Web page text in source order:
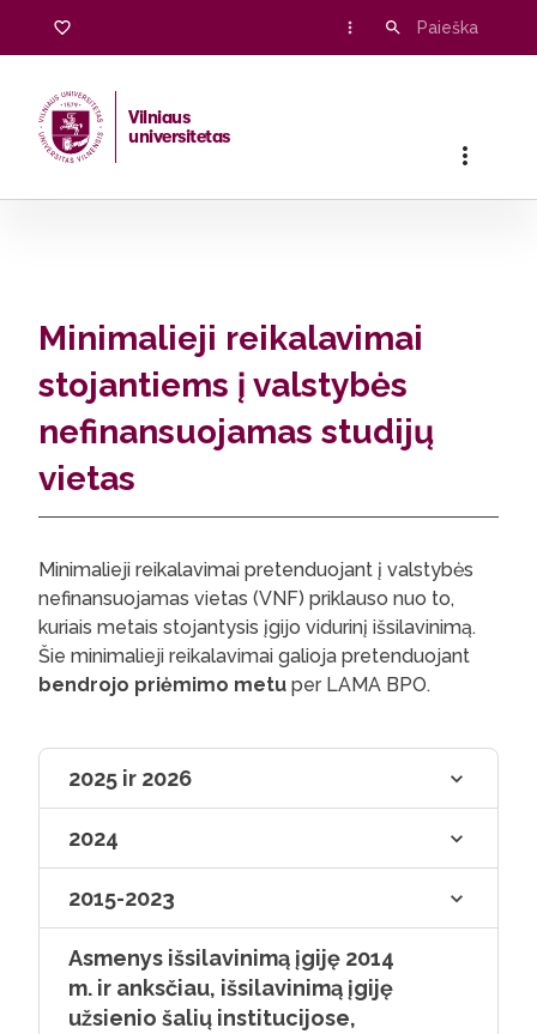
Vilniaus
universitetas
Minimalieji reikalavimai
stojantiems į valstybės
nefinansuojamas studijų
vietas
Minimalieji reikalavimai pretenduojant į valstybės
nefinansuojamas vietas (VNF) priklauso nuo to,
kuriais metais stojantysis įgijo vidurinį išsilavinimą.
Šie minimalieji reikalavimai galioja pretenduojant
bendrojo priėmimo metu per LAMA BPO.
2025 ir 2026
2024
2015-2023
Asmenys išsilavinimą įgiję 2014
m. ir anksčiau, išsilavinimą įgiję
užsienio šalių institucijose,